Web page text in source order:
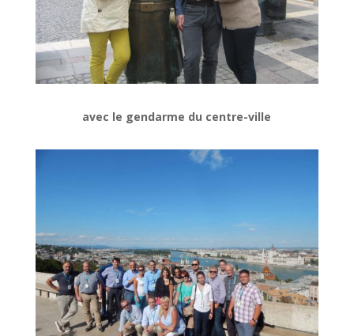
avec le gendarme du centre-ville